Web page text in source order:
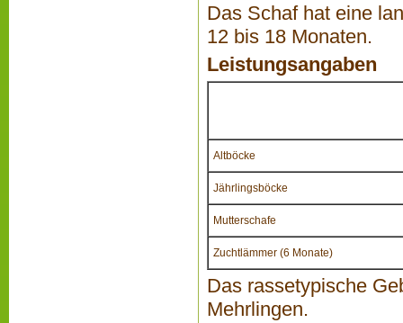
Das Schaf hat eine
12 bis 18 Monaten.
Leistungsangaben
Altböcke
Jährlingsböcke
Mutterschafe
Zuchtlämmer (6 Monate)
Das rassetypische
Mehrlingen.